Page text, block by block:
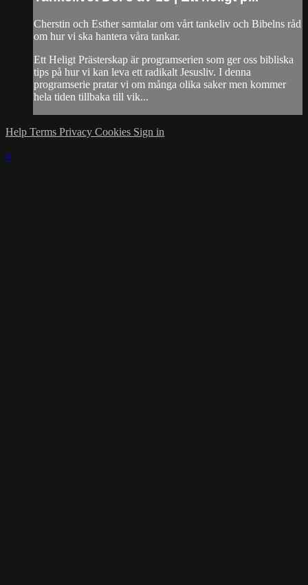
Cherstin och Esther samtalar om vårt tankeliv och Bibelns råd
om hur vi ska hantera våra tankar.
Ett Heligt Prästerskap är programserien som ger oss bibliska
tips på hur vi kan leva ett radikalt Jesusliv. I denna
programserie pratar vi om många olika saker men kommer
hela tiden tillbaka till vik...
Help Terms Privacy Cookies Sign in
×